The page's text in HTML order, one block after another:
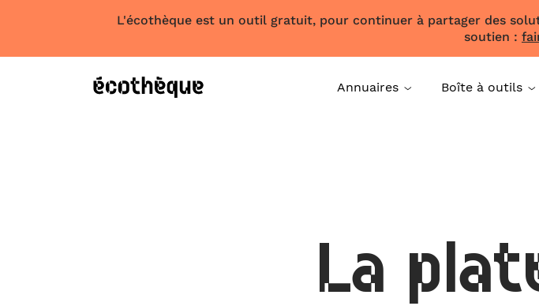
L'écothèque est un outil gratuit, pour continuer à partager des
soutien :
Annuaires Boîte à outils
La